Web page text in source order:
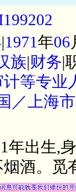
|1971年06
族|财务|
等专业
／上海
年出生,
酒。觅